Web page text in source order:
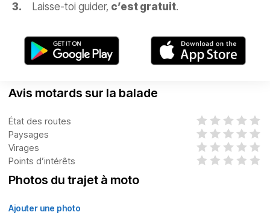
Laisse-toi guider, c’est gratuit.
Avis motards sur la balade
État des routes
Paysages
Virages
Points d’intérêts
Photos du trajet à moto
Ajouter une photo